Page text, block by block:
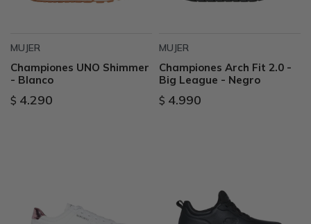
MUJER
Championes UNO Shimmer
- Blanco
$ 4.290
MUJER
Championes Arch Fit 2.0 -
Big League - Negro
$ 4.990